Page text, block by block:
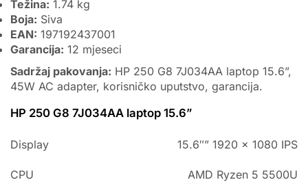
Težina: 1.74 kg
Boja: Siva
EAN: 197192437001
Garancija: 12 mjeseci
Sadržaj pakovanja: HP 250 G8 7J034AA laptop 15.6”,
45W AC adapter, korisničko uputstvo, garancija.
HP 250 G8 7J034AA laptop 15.6”
Display 15.6″” 1920 x 1080 IPS
CPU AMD Ryzen 5 5500U